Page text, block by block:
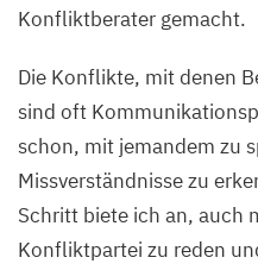
Konfliktberater gemacht.
Die Konflikte, mit denen
sind oft
schon, mit jemandem zu
Missverständnisse zu
Schritt biete ich an, auch
Konfliktpartei zu reden